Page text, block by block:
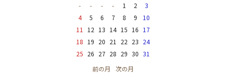
-
- - - 1 2
3
4
5 6 7 8 9
10
11
12 13 14 15 16 17
18 19 20 21 22 23 24
25 26 27 28 29 30 31
前の月
次の月